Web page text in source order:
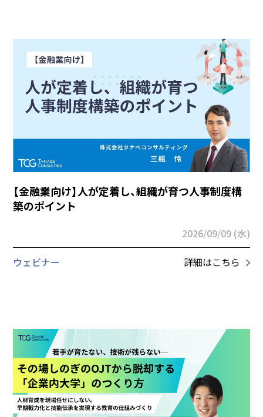
【金融業向け】人が定着し、組織が育つ人事制度構
築のポイント
2026/09/09 (水)
ウェビナー 詳細はこちら